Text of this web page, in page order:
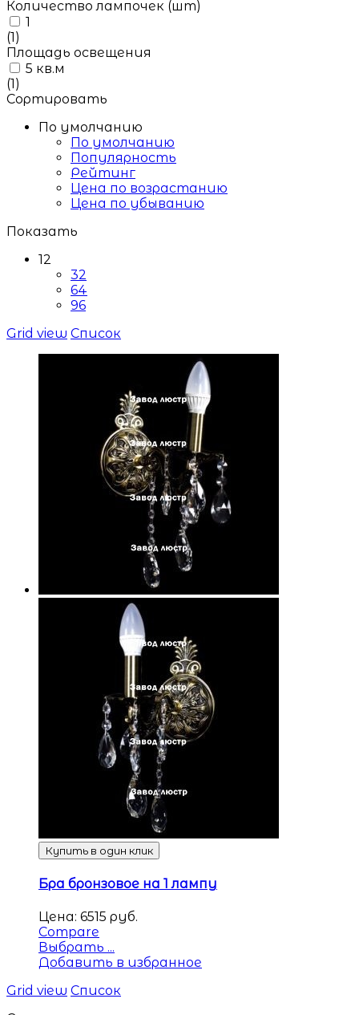
Количество лампочек (шт)
1
(1)
Площадь освещения
5 кв.м
(1)
Сортировать
По умолчанию
По умолчанию
Популярность
Рейтинг
Цена по возрастанию
Цена по убыванию
Показать
12
32
64
96
Grid view Список
Купить в один клик
Бра бронзовое на 1 лампу
Цена: 6515 руб.
Compare
Выбрать ...
Добавить в избранное
Grid view Список